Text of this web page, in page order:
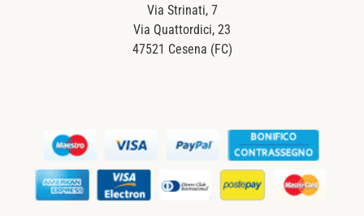
Via Strinati, 7
Via Quattordici, 23
47521 Cesena (FC)